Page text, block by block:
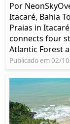
Por
Itacaré, Bahia
Praias in
connects four
Atlantic Forest
Publicado em 02/